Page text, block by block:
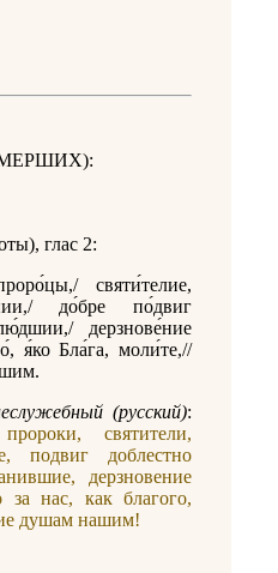
глас 2:
святи́телие,
до́бре по́двиг
дерзнове́ние
я́ко Бла́га, моли́те,//
(русский):
святители,
подвиг доблестно
дерзновение
нас, как благого,
душам нашим!